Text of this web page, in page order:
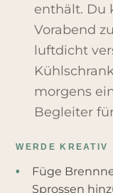
enthält. Du
Vorabend
luftdicht
morgens
Begleiter
WERDE KREATIV
•
Füge
Sprossen